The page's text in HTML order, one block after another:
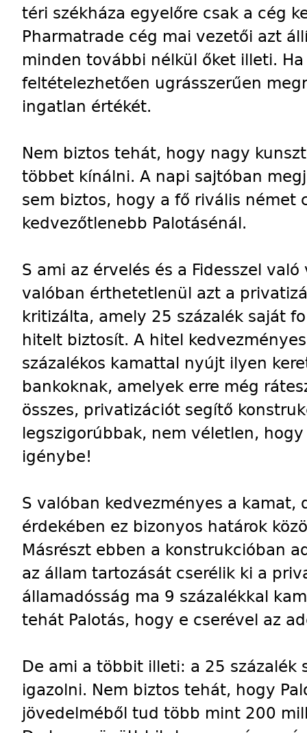
téri székháza egyelőre csak a cég
Pharmatrade cég mai vezetői azt
minden további nélkül őket illeti.
feltételezhetően ugrásszerűen
ingatlan értékét.
Nem biztos tehát, hogy nagy
többet kínálni. A napi sajtóban
sem biztos, hogy a fő rivális német
kedvezőtlenebb Palotásénál.
S ami az érvelés és a Fidesszel
valóban érthetetlenül azt a
kritizálta, amely 25 százalék saját
hitelt biztosít. A hitel
százalékos kamattal nyújt ilyen
bankoknak, amelyek erre még
összes, privatizációt segítő
legszigorúbbak, nem véletlen,
igénybe!
S valóban kedvezményes a kamat,
érdekében ez bizonyos határok
Másrészt ebben a konstrukcióban
az állam tartozását cserélik ki a
államadósság ma 9 százalékkal
tehát Palotás, hogy e cserével az
De ami a többit illeti: a 25 százalék
igazolni. Nem biztos tehát, hogy
jövedelméből tud több mint 200